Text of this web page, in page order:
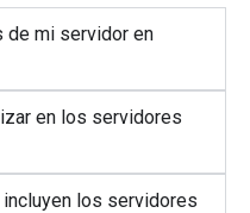
de mi servidor en
en los servidores
los servidores